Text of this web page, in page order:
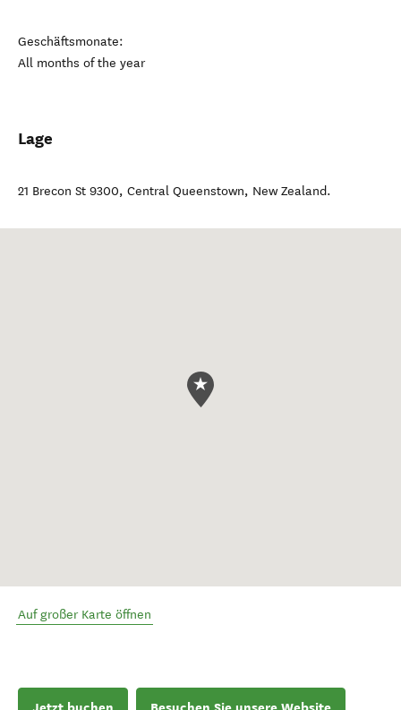
Geschäftsmonate:
All months of the year
Lage
21 Brecon St 9300, Central Queenstown, New Zealand.
Auf großer Karte öffnen